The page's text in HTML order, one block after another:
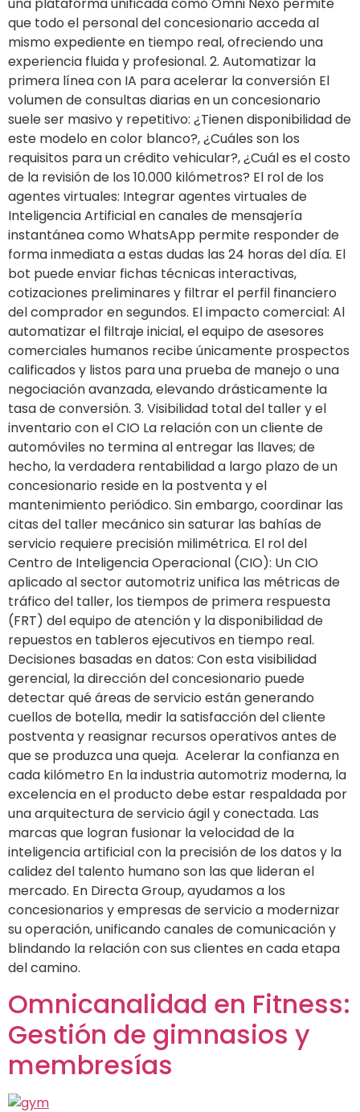
que todo el personal del concesionario acceda al
mismo expediente en tiempo real, ofreciendo una
experiencia fluida y profesional. 2. Automatizar la
primera línea con IA para acelerar la conversión El
volumen de consultas diarias en un concesionario
suele ser masivo y repetitivo: ¿Tienen disponibilidad de
este modelo en color blanco?, ¿Cuáles son los
requisitos para un crédito vehicular?, ¿Cuál es el costo
de la revisión de los 10.000 kilómetros? El rol de los
agentes virtuales: Integrar agentes virtuales de
Inteligencia Artificial en canales de mensajería
instantánea como WhatsApp permite responder de
forma inmediata a estas dudas las 24 horas del día. El
bot puede enviar fichas técnicas interactivas,
cotizaciones preliminares y filtrar el perfil financiero
del comprador en segundos. El impacto comercial: Al
automatizar el filtraje inicial, el equipo de asesores
comerciales humanos recibe únicamente prospectos
calificados y listos para una prueba de manejo o una
negociación avanzada, elevando drásticamente la
tasa de conversión. 3. Visibilidad total del taller y el
inventario con el CIO La relación con un cliente de
automóviles no termina al entregar las llaves; de
hecho, la verdadera rentabilidad a largo plazo de un
concesionario reside en la postventa y el
mantenimiento periódico. Sin embargo, coordinar las
citas del taller mecánico sin saturar las bahías de
servicio requiere precisión milimétrica. El rol del
Centro de Inteligencia Operacional (CIO): Un CIO
aplicado al sector automotriz unifica las métricas de
tráfico del taller, los tiempos de primera respuesta
(FRT) del equipo de atención y la disponibilidad de
repuestos en tableros ejecutivos en tiempo real.
Decisiones basadas en datos: Con esta visibilidad
gerencial, la dirección del concesionario puede
detectar qué áreas de servicio están generando
cuellos de botella, medir la satisfacción del cliente
postventa y reasignar recursos operativos antes de
que se produzca una queja. Acelerar la confianza en
cada kilómetro En la industria automotriz moderna, la
excelencia en el producto debe estar respaldada por
una arquitectura de servicio ágil y conectada. Las
marcas que logran fusionar la velocidad de la
inteligencia artificial con la precisión de los datos y la
calidez del talento humano son las que lideran el
mercado. En Directa Group, ayudamos a los
concesionarios y empresas de servicio a modernizar
su operación, unificando canales de comunicación y
blindando la relación con sus clientes en cada etapa
del camino.
Omnicanalidad en Fitness:
Gestión de gimnasios y
membresías